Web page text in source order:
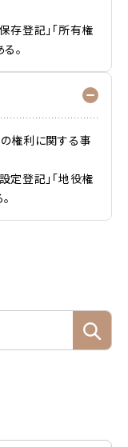
存登記」「所有権
。
権利に関する事
定登記」「地役権